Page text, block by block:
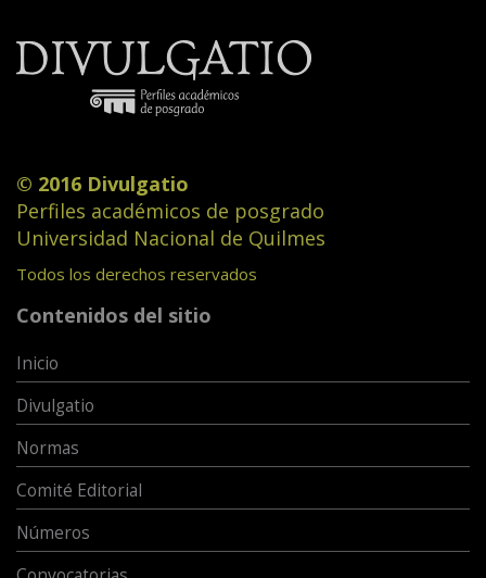
© 2016 Divulgatio
Perfiles académicos de posgrado
Universidad Nacional de Quilmes
Todos los derechos reservados
Contenidos del sitio
Inicio
Divulgatio
Normas
Comité Editorial
Números